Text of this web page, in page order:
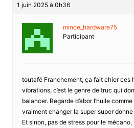
1 juin 2025 à 0h36
mince_hardware75
Participant
toutafé Franchement, ça fait chier ces
vibrations, c’est le genre de truc qui
balancer. Regarde d’abor l’huile
vraiment changer la super super donne
Et sinon, pas de stress pour le